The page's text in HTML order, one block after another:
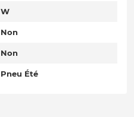
W
Non
Non
Pneu Été